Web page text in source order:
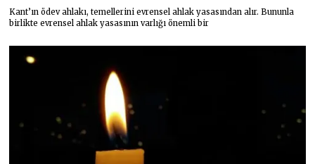
Kant’ın ödev ahlakı, temellerini evrensel ahlak yasasından alır. Bununla
birlikte evrensel ahlak yasasının varlığı önemli bir